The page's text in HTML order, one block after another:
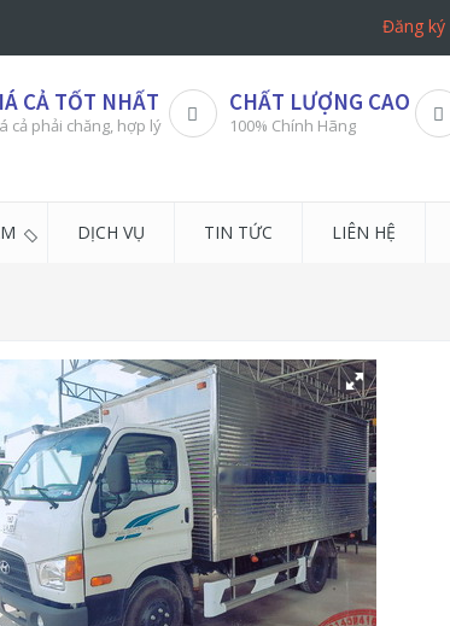
Đăng ký
CẢ TỐT NHẤT
cả phải chăng, hợp lý
CHẤT LƯỢNG CAO
100% Chính Hãng
DỊCH VỤ TIN TỨC LIÊN HỆ